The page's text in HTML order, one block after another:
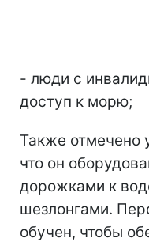
- люди с
доступ к морю;
Также отмечено
что он
дорожками к
шезлонгами.
обучен, чтобы